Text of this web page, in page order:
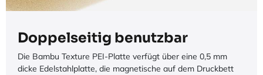
Doppelseitig benutzbar
Die Bambu Texture PEI-Platte verfügt über eine 0,5 mm
dicke Edelstahlplatte, die magnetische auf dem Druckbett